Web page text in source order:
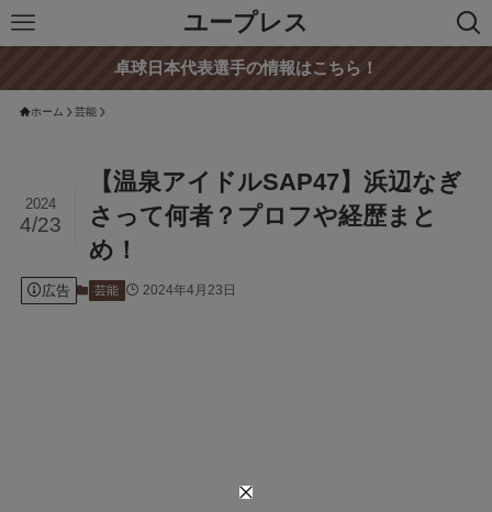
ユープレス
卓球日本代表選手の情報はこちら！
ホーム 芸能
【温泉アイドルSAP47】浜辺なぎ
さって何者？プロフや経歴まと
め！
2024
4/23
広告 芸能 2024年4月23日